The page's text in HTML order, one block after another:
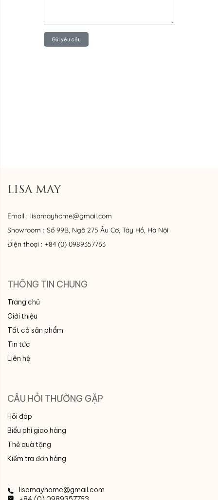
Gửi yêu cầu
LISA MAY
Email : lisamayhome@gmail.com
Showroom : Số 99B, Ngõ 275 Âu Cơ, Tây Hồ, Hà Nội
Điện thoại : +84 (0) 0989357763
THÔNG TIN CHUNG
Trang chủ
Giới thiệu
Tất cả sản phẩm
Tin tức
Liên hệ
CÂU HỎI THƯỜNG GẶP
Hỏi đáp
Biểu phí giao hàng
Thẻ quà tặng
Kiểm tra đơn hàng
lisamayhome@gmail.com